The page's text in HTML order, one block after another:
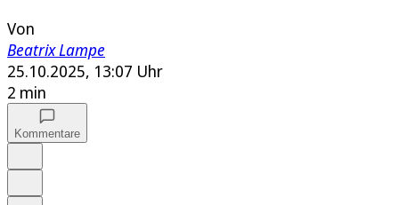
Von
Beatrix Lampe
25.10.2025, 13:07 Uhr
2 min
Kommentare